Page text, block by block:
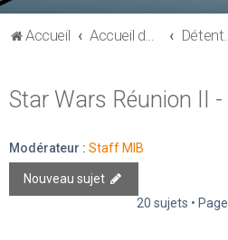
Accueil Accueil du forum Détente et
Star Wars Réunion II
Modérateur : Staff MIB
Nouveau sujet
20 sujets • Page